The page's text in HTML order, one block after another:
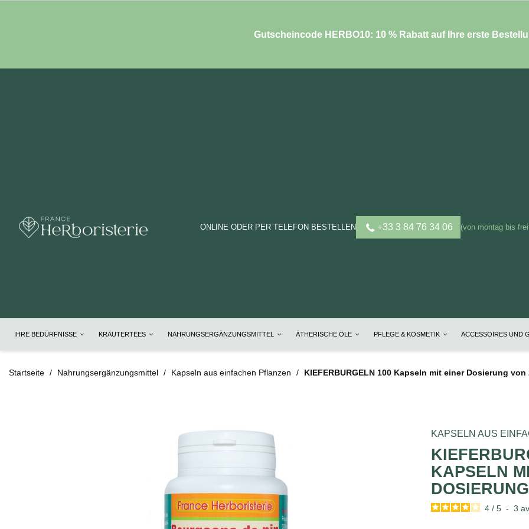
Gutscheincode HERBO10: 10 % Rabatt auf Ihre erste
ONLINE ODER PER TELEFON BESTELLEN +33 3 84 76 34 06 (von montag bis
IHRE BEDÜRFNISSE KRÄUTERTEES NAHRUNGSERGÄNZUNGSMITTEL ÄTHERISCHE ÖLE PFLEGE & KOSMETIK ACCESSOIRES UND
Startseite Nahrungsergänzungsmittel Kapseln aus einfachen Pflanzen KIEFERBURGELN 100 Kapseln mit einer Dosierung von
KAPSELN AUS
KAPSELN
4 / 5 - 3